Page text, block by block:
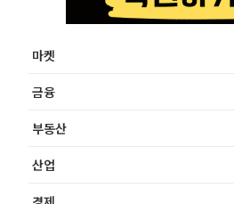
마켓
금융
부동산
산업